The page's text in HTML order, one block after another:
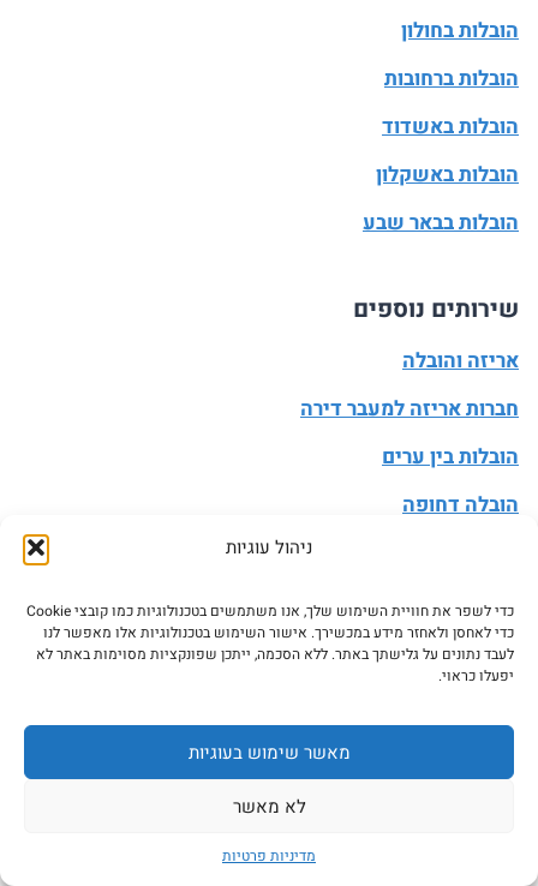
ניהול עוגיות
כדי לשפר את חוויית השימוש שלך, אנו משתמשים בטכנולוגיות כמו קובצי Cookie
כדי לאחסן ולאחזר מידע במכשירך. אישור השימוש בטכנולוגיות אלו מאפשר לנו
לעבד נתונים על גלישתך באתר. ללא הסכמה, ייתכן שפונקציות מסוימות באתר לא
יפעלו כראוי.
מאשר שימוש בעוגיות
לא מאשר
מדיניות פרטיות
הובלות בחולון
הובלות ברחובות
הובלות באשדוד
הובלות באשקלון
הובלות בבאר שבע
שירותים נוספים
אריזה והובלה
חברות אריזה למעבר דירה
הובלות בין ערים
הובלה דחופה
שימושי
מחשבון הובלה
חוזה הובלות
מעבר דירה